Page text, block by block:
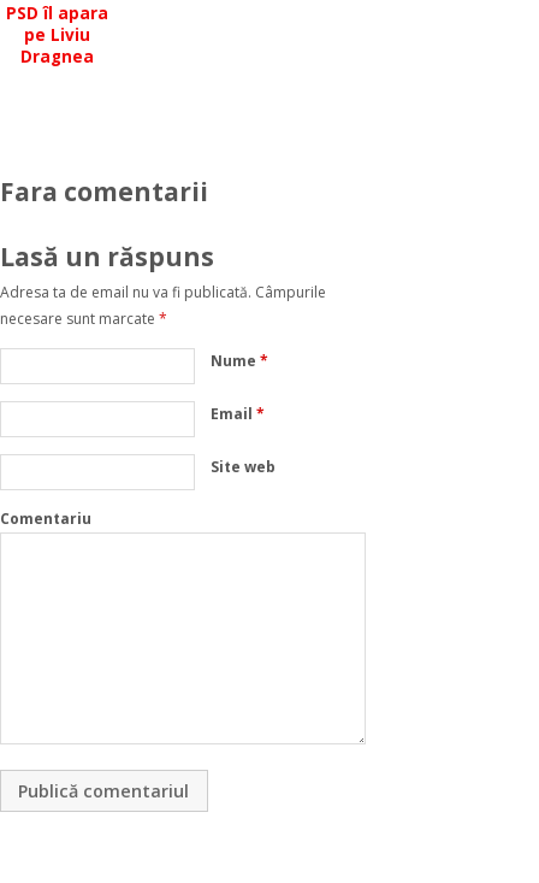
PSD îl apara
pe Liviu
Dragnea
Fara comentarii
Lasă un răspuns
Adresa ta de email nu va fi publicată. Câmpurile
necesare sunt marcate *
Nume*
Email*
Site web
Comentariu